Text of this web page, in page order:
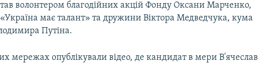
волонтером благодійних акцій Фонду Оксани Марченко,
має талант» та дружини Віктора Медведчука, кума
Путіна.
мережах опублікували відео, де кандидат в мери В'ячеслав